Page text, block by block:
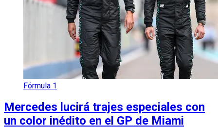
Fórmula 1
Mercedes lucirá trajes especiales con
un color inédito en el GP de Miami